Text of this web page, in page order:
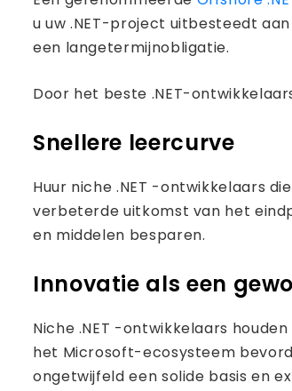
u uw .NET-project uitbesteedt
een langetermijnobligatie.
Door het beste .NET-
Snellere leercurve
Huur niche .NET -ontwikkelaars
verbeterde uitkomst van het
en middelen besparen.
Innovatie als een
Niche .NET -ontwikkelaars
het Microsoft-ecosysteem
ongetwijfeld een solide basis en